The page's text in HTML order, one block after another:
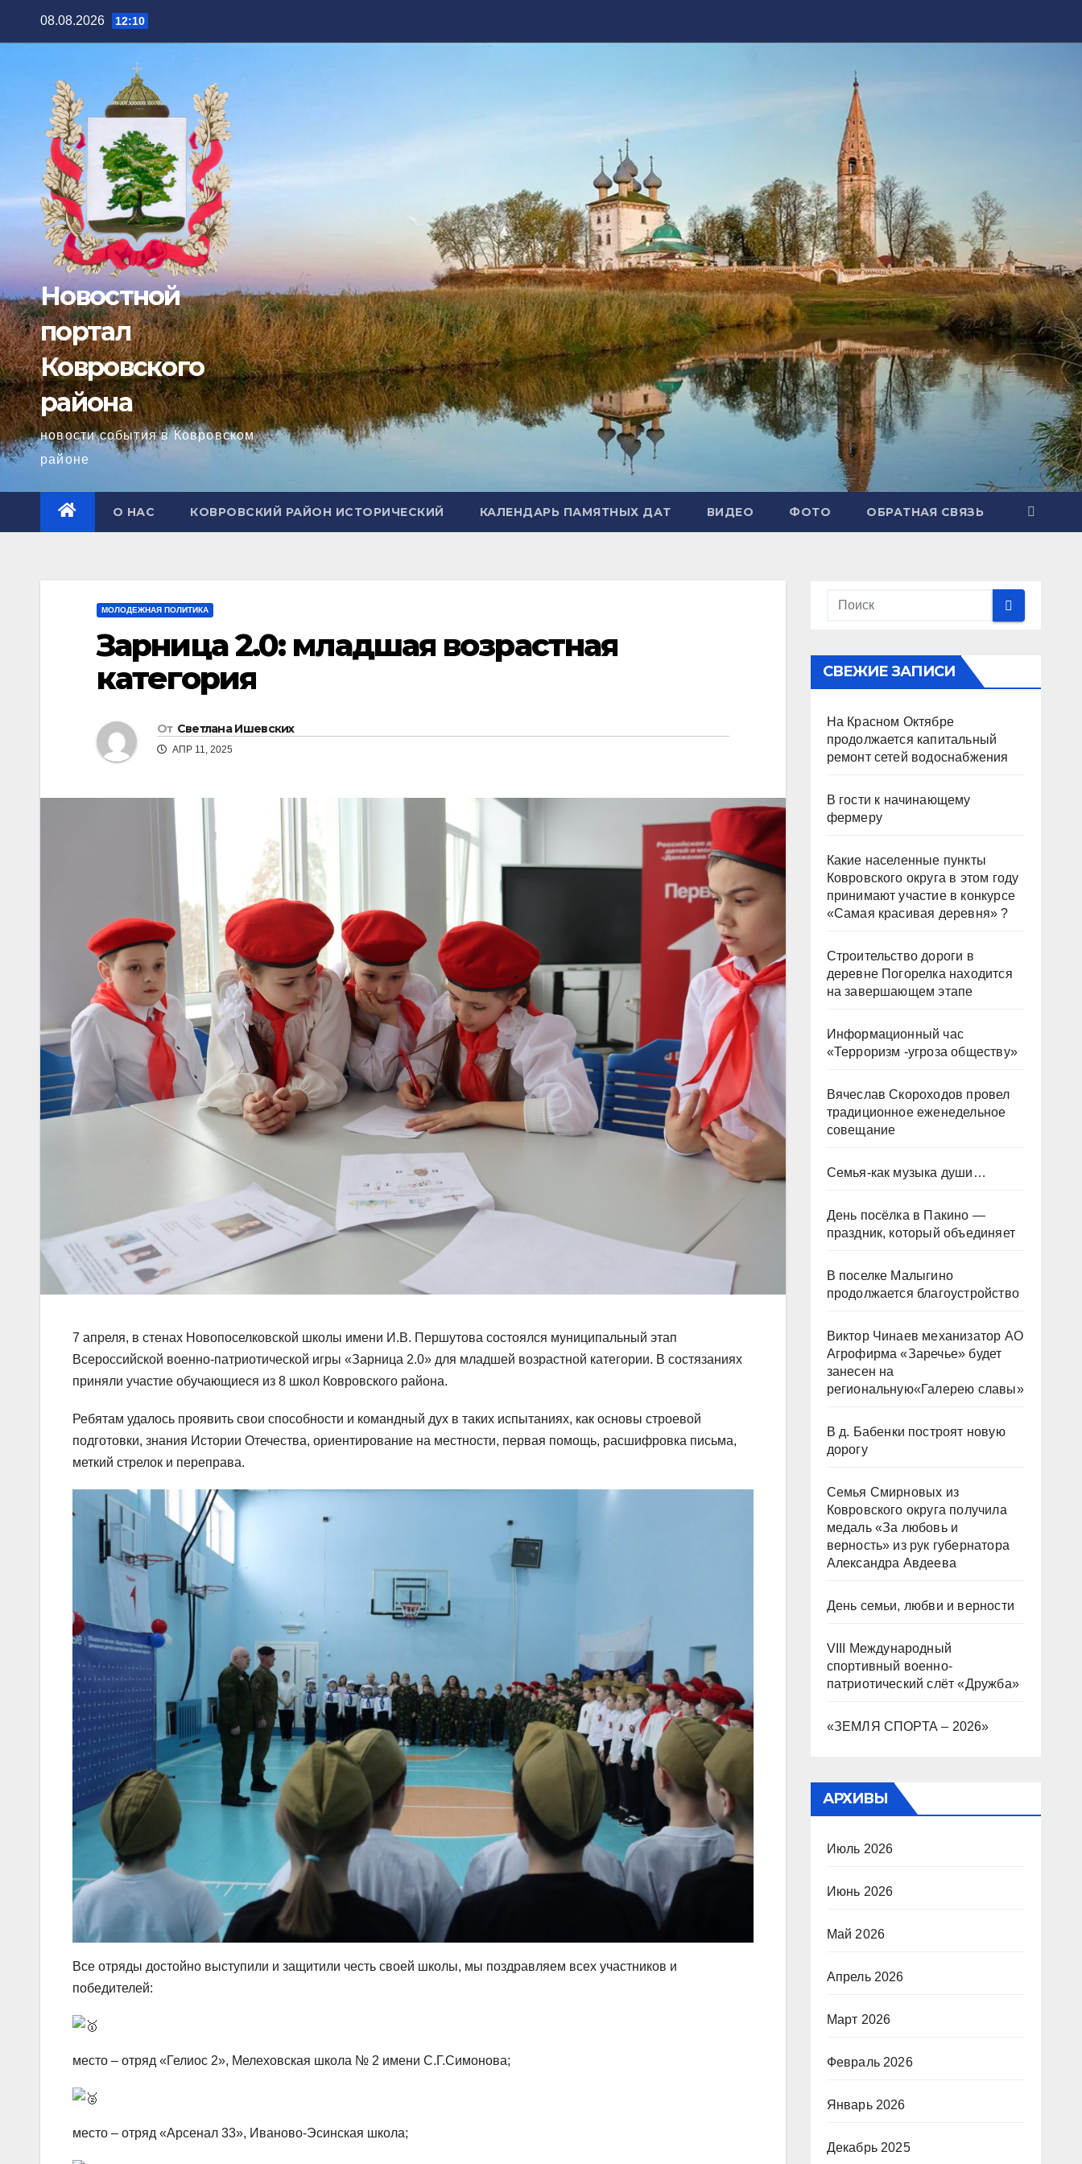
08.08.2026 12:10
Новостной
портал
Ковровского
района
новости события в Ковровском
районе
О НАС КОВРОВСКИЙ РАЙОН ИСТОРИЧЕСКИЙ КАЛЕНДАРЬ ПАМЯТНЫХ ДАТ ВИДЕО ФОТО ОБРАТНАЯ СВЯЗЬ
МОЛОДЕЖНАЯ ПОЛИТИКА
Зарница 2.0: младшая возрастная
категория
От Светлана Ишевских
АПР 11, 2025
7 апреля, в стенах Новопоселковской школы имени И.В. Першутова состоялся муниципальный этап
Всероссийской военно-патриотической игры «Зарница 2.0» для младшей возрастной категории. В состязаниях
приняли участие обучающиеся из 8 школ Ковровского района.
Ребятам удалось проявить свои способности и командный дух в таких испытаниях, как основы строевой
подготовки, знания Истории Отечества, ориентирование на местности, первая помощь, расшифровка письма,
меткий стрелок и переправа.
Все отряды достойно выступили и защитили честь своей школы, мы поздравляем всех участников и
победителей:
место – отряд «Гелиос 2», Мелеховская школа № 2 имени С.Г.Симонова;
место – отряд «Арсенал 33», Иваново-Эсинская школа;
СВЕЖИЕ ЗАПИСИ
На Красном Октябре
продолжается капитальный
ремонт сетей водоснабжения
В гости к начинающему
фермеру
Какие населенные пункты
Ковровского округа в этом году
принимают участие в конкурсе
«Самая красивая деревня» ?
Строительство дороги в
деревне Погорелка находится
на завершающем этапе
Информационный час
«Терроризм -угроза обществу»
Вячеслав Скороходов провел
традиционное еженедельное
совещание
Семья-как музыка души…
День посёлка в Пакино —
праздник, который объединяет
В поселке Малыгино
продолжается благоустройство
Виктор Чинаев механизатор АО
Агрофирма «Заречье» будет
занесен на
региональную«Галерею славы»
В д. Бабенки построят новую
дорогу
Семья Смирновых из
Ковровского округа получила
медаль «За любовь и
верность» из рук губернатора
Александра Авдеева
День семьи, любви и верности
VIII Международный
спортивный военно-
патриотический слёт «Дружба»
«ЗЕМЛЯ СПОРТА – 2026»
АРХИВЫ
Июль 2026
Июнь 2026
Май 2026
Апрель 2026
Март 2026
Февраль 2026
Январь 2026
Декабрь 2025